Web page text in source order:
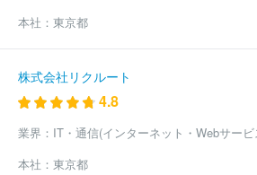
本社： 東京都
株式会社リクルート
4.8
業界： IT・通信(インターネット・Webサー
本社： 東京都